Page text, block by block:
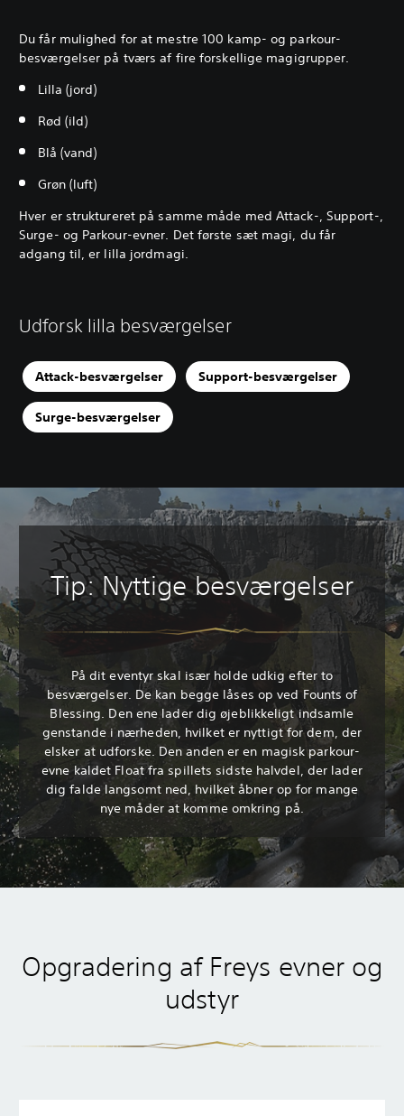
Du får mulighed for at mestre 100 kamp- og parkour-
besværgelser på tværs af fire forskellige magigrupper.
Lilla (jord)
Rød (ild)
Blå (vand)
Grøn (luft)
Hver er struktureret på samme måde med Attack-, Support-,
Surge- og Parkour-evner. Det første sæt magi, du får
adgang til, er lilla jordmagi.
Udforsk lilla besværgelser
Attack-besværgelser Support-besværgelser
Surge-besværgelser
Tip: Nyttige besværgelser
På dit eventyr skal især holde udkig efter to
besværgelser. De kan begge låses op ved Founts of
Blessing. Den ene lader dig øjeblikkeligt indsamle
genstande i nærheden, hvilket er nyttigt for dem, der
elsker at udforske. Den anden er en magisk parkour-
evne kaldet Float fra spillets sidste halvdel, der lader
dig falde langsomt ned, hvilket åbner op for mange
nye måder at komme omkring på.
Opgradering af Freys evner og
udstyr